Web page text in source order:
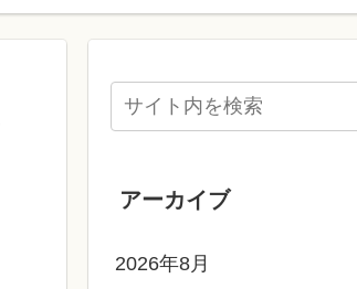
アーカイブ
2026年8月